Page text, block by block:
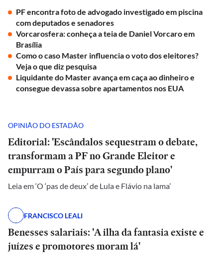
PF encontra foto de advogado investigado em piscina
com deputados e senadores
Vorcarosfera: conheça a teia de Daniel Vorcaro em
Brasília
Como o caso Master influencia o voto dos eleitores?
Veja o que diz pesquisa
Liquidante do Master avança em caça ao dinheiro e
consegue devassa sobre apartamentos nos EUA
OPINIÃO DO ESTADÃO
Editorial: 'Escândalos sequestram o debate,
transformam a PF no Grande Eleitor e
empurram o País para segundo plano'
Leia em ‘O ‘pas de deux’ de Lula e Flávio na lama’
FRANCISCO LEALI
Benesses salariais: 'A ilha da fantasia existe e
juízes e promotores moram lá'